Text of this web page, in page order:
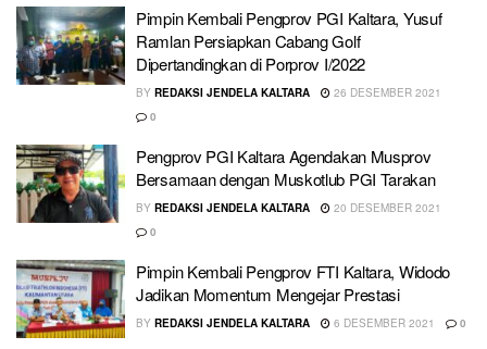
Pimpin Kembali Pengprov PGI Kaltara, Yusuf
Ramlan Persiapkan Cabang Golf
Dipertandingkan di Porprov I/2022
BY REDAKSI JENDELA KALTARA
26 DESEMBER 2021
0
Pengprov PGI Kaltara Agendakan Musprov
Bersamaan dengan Muskotlub PGI Tarakan
BY REDAKSI JENDELA KALTARA
20 DESEMBER 2021
0
Pimpin Kembali Pengprov FTI Kaltara, Widodo
Jadikan Momentum Mengejar Prestasi
BY REDAKSI JENDELA KALTARA 6 DESEMBER 2021 0